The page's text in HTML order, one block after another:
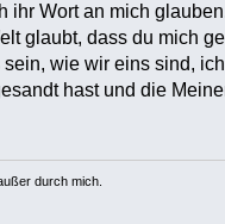
Wort an mich
glaubt, dass du mich
wie wir eins sind,
hast und die
durch mich.